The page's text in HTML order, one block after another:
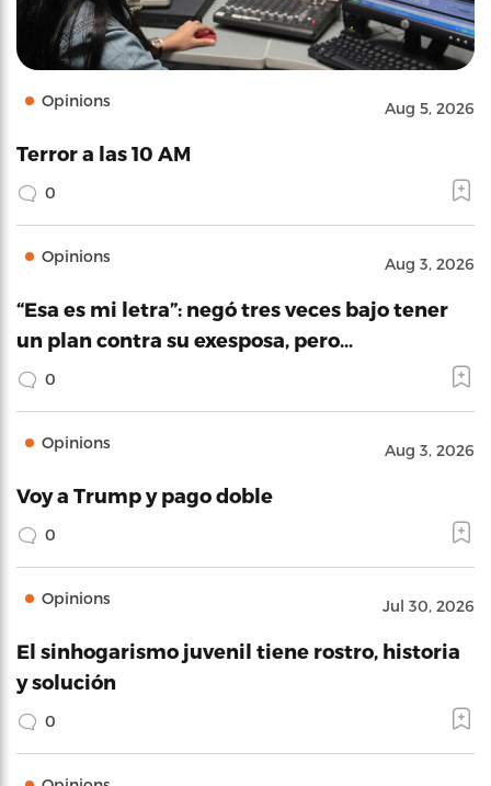
Opinions Aug 5, 2026
Terror a las 10 AM
0
Opinions Aug 3, 2026
“Esa es mi letra”: negó tres veces bajo tener
un plan contra su exesposa, pero…
0
Opinions Aug 3, 2026
Voy a Trump y pago doble
0
Opinions Jul 30, 2026
El sinhogarismo juvenil tiene rostro, historia
y solución
0